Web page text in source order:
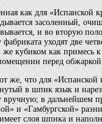
как для
засоленный,
и во вторую
уходят две
кубиком как примесь
перед
же, что для
в шпик язык и
вручную; в дальнейшем
и «Гамбургской»
слоя шпика и